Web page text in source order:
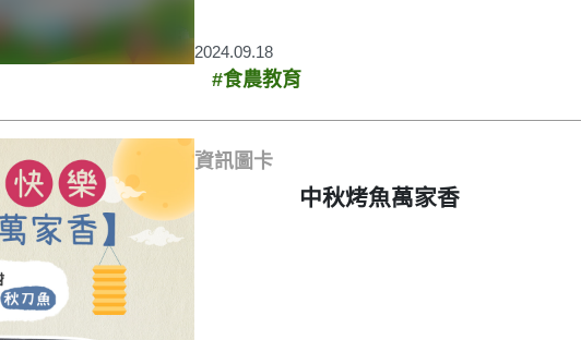
2024.09.18
#食農教育
資訊圖卡
中秋烤魚萬家香